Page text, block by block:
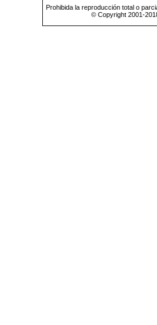
Prohibida la reproducción total o
© Copyright 2001-